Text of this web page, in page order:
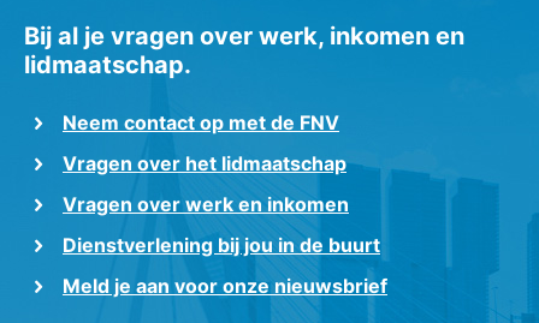
Bij al je vragen over werk, inkomen en
lidmaatschap.
Neem contact op met de FNV
Vragen over het lidmaatschap
Vragen over werk en inkomen
Dienstverlening bij jou in de buurt
Meld je aan voor onze nieuwsbrief